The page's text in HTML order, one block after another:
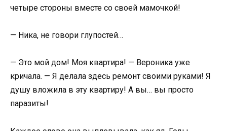
четыре стороны вместе со своей мамочкой!
— Ника, не говори глупостей…
— Это мой дом! Моя квартира! — Вероника уже
кричала. — Я делала здесь ремонт своими руками! Я
душу вложила в эту квартиру! А вы… вы просто
паразиты!